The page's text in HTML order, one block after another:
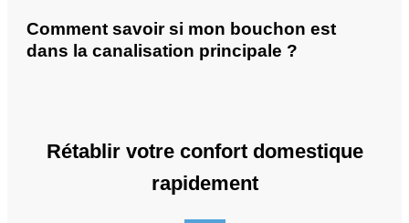
Comment savoir si mon bouchon est
dans la canalisation principale ?
Rétablir votre confort domestique
rapidement